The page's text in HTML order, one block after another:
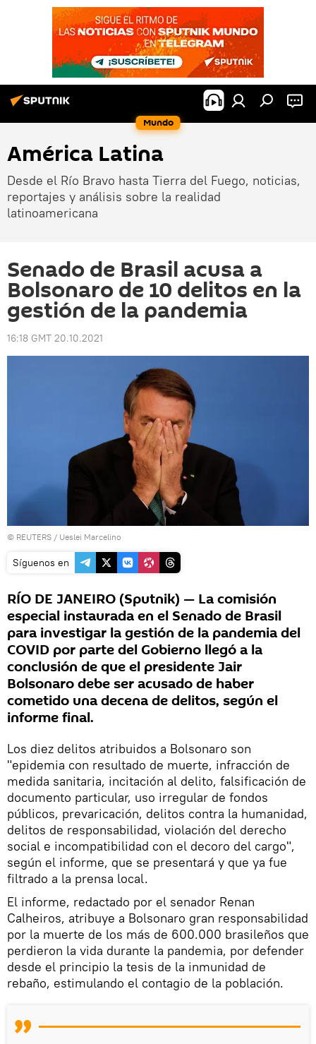
Mundo
América Latina
Desde el Río Bravo hasta Tierra del Fuego, noticias,
reportajes y análisis sobre la realidad
latinoamericana
Senado de Brasil acusa a
Bolsonaro de 10 delitos en la
gestión de la pandemia
16:18 GMT 20.10.2021
© REUTERS / Ueslei Marcelino
Síguenos en
RÍO DE JANEIRO (Sputnik) — La comisión
especial instaurada en el Senado de Brasil
para investigar la gestión de la pandemia del
COVID por parte del Gobierno llegó a la
conclusión de que el presidente Jair
Bolsonaro debe ser acusado de haber
cometido una decena de delitos, según el
informe final.
Los diez delitos atribuidos a Bolsonaro son
"epidemia con resultado de muerte, infracción de
medida sanitaria, incitación al delito, falsificación de
documento particular, uso irregular de fondos
públicos, prevaricación, delitos contra la humanidad,
delitos de responsabilidad, violación del derecho
social e incompatibilidad con el decoro del cargo",
según el informe, que se presentará y que ya fue
filtrado a la prensa local.
El informe, redactado por el senador Renan
Calheiros, atribuye a Bolsonaro gran responsabilidad
por la muerte de los más de 600.000 brasileños que
perdieron la vida durante la pandemia, por defender
desde el principio la tesis de la inmunidad de
rebaño, estimulando el contagio de la población.